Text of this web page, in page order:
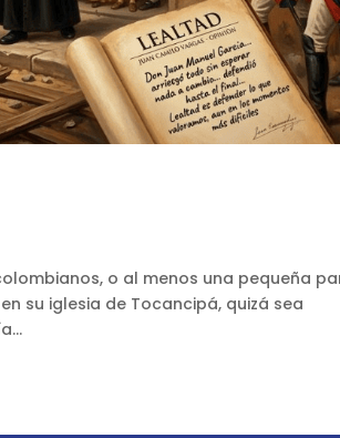
o al menos una pequeña
su iglesia de Tocancipá, quizá sea